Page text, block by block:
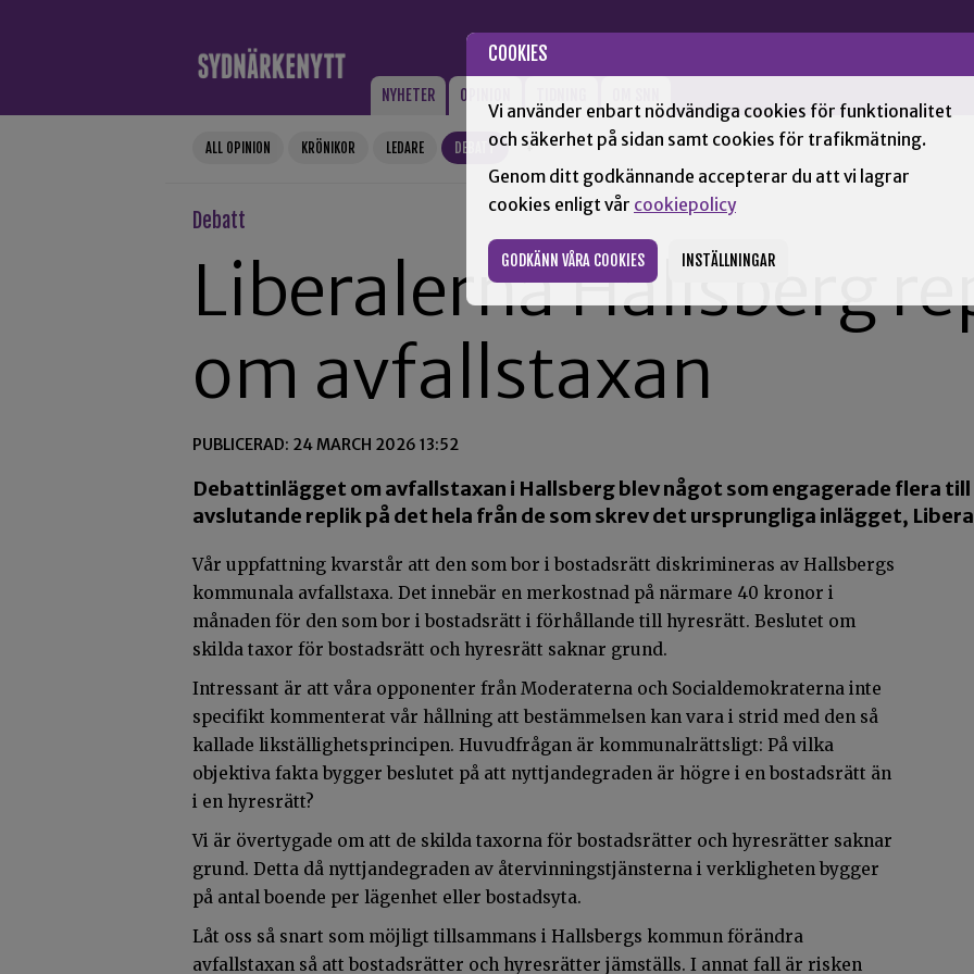
COOKIES
Vi använder enbart nödvändiga cookies för funktionalitet
och säkerhet på sidan samt cookies för trafikmätning.
Genom ditt godkännande accepterar du att vi lagrar
cookies enligt vår cookiepolicy
GODKÄNN VÅRA COOKIES INSTÄLLNINGAR
NYHETER OPINION
ALL OPINION KRÖNIKOR LEDARE DEBATT +
Debatt
Liberalerna Hallsberg
om avfallstaxan
PUBLICERAD: 24 MARCH 2026 13:52
Debattinlägget om avfallstaxan i Hallsberg blev något som engagerade flera
avslutande replik på det hela från de som skrev det ursprungliga inlägget,
Vår uppfattning kvarstår att den som bor i bostadsrätt diskrimineras av Hallsbergs
kommunala avfallstaxa. Det innebär en merkostnad på närmare 40 kronor i
månaden för den som bor i bostadsrätt i förhållande till hyresrätt. Beslutet om
skilda taxor för bostadsrätt och hyresrätt saknar grund.
Intressant är att våra opponenter från Moderaterna och Socialdemokraterna inte
specifikt kommenterat vår hållning att bestämmelsen kan vara i strid med den så
kallade likställighetsprincipen. Huvudfrågan är kommunalrättsligt: På vilka
objektiva fakta bygger beslutet på att nyttjandegraden är högre i en bostadsrätt än
i en hyresrätt?
Vi är övertygade om att de skilda taxorna för bostadsrätter och hyresrätter saknar
grund. Detta då nyttjandegraden av återvinningstjänsterna i verkligheten bygger
på antal boende per lägenhet eller bostadsyta.
Låt oss så snart som möjligt tillsammans i Hallsbergs kommun förändra
avfallstaxan så att bostadsrätter och hyresrätter jämställs. I annat fall är risken